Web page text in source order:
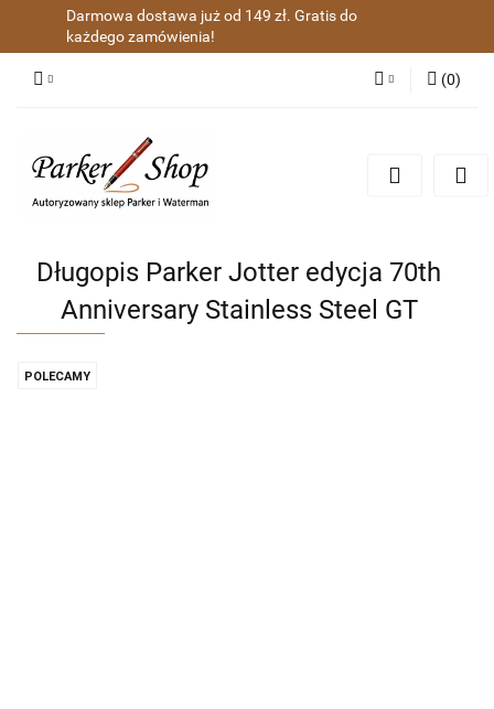
Darmowa dostawa już od 149 zł. Gratis do
każdego zamówienia!
Zarejestruj się
(0)
Długopis Parker Jotter edycja 70th
Anniversary Stainless Steel GT
POLECAMY